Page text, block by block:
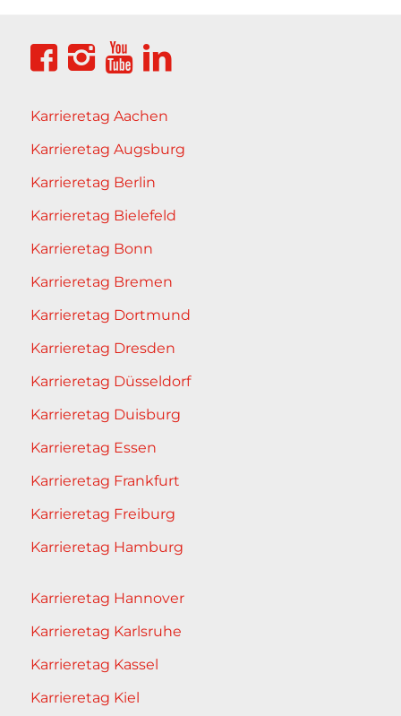
Karrieretag Aachen
Karrieretag Augsburg
Karrieretag Berlin
Karrieretag Bielefeld
Karrieretag Bonn
Karrieretag Bremen
Karrieretag Dortmund
Karrieretag Dresden
Karrieretag Düsseldorf
Karrieretag Duisburg
Karrieretag Essen
Karrieretag Frankfurt
Karrieretag Freiburg
Karrieretag Hamburg
Karrieretag Hannover
Karrieretag Karlsruhe
Karrieretag Kassel
Karrieretag Kiel